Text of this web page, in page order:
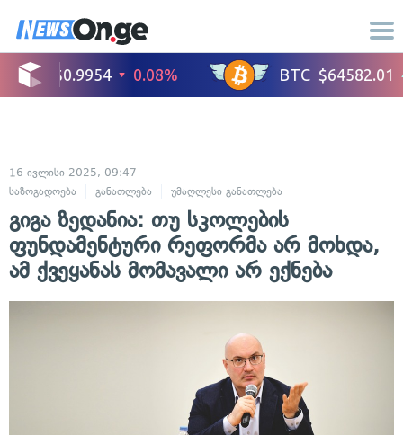
16 ივლისი 2025, 09:47
საზოგადოება
განათლება უმაღლესი განათლება
გიგა ზედანია: თუ სკოლების
ფუნდამენტური რეფორმა არ მოხდა,
ამ ქვეყანას მომავალი არ ექნება